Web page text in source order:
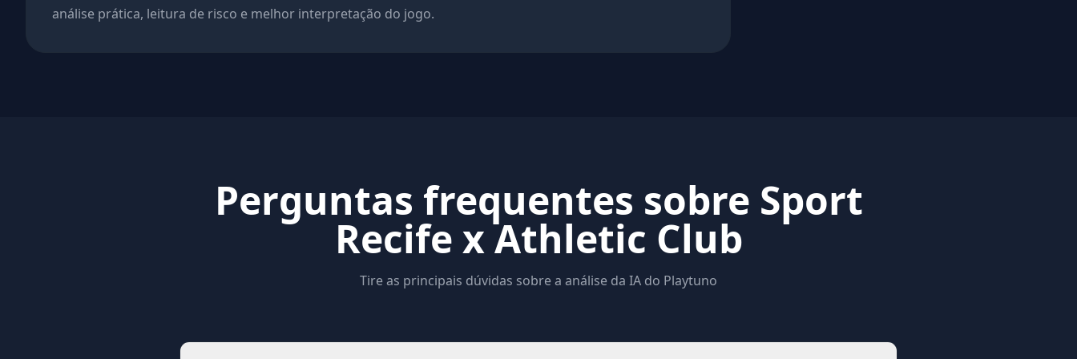
análise prática, leitura de risco e melhor interpretação do jogo.
Perguntas frequentes sobre Sport
Recife x Athletic Club
Tire as principais dúvidas sobre a análise da IA do Playtuno